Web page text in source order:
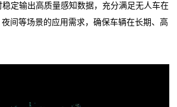
稳定输出高质量感知数据，充分满足无人车在
间等场景的应用需求，确保车辆在长期、高